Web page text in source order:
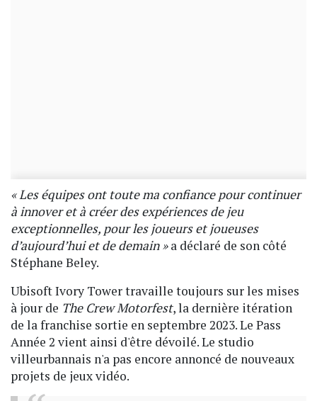
« Les équipes ont toute ma confiance pour continuer
à innover et à créer des expériences de jeu
exceptionnelles, pour les joueurs et joueuses
d’aujourd’hui et de demain »a déclaré de son côté
Stéphane Beley.
Ubisoft Ivory Tower travaille toujours sur les mises
à jour de The Crew Motorfest, la dernière itération
de la franchise sortie en septembre 2023. Le Pass
Année 2 vient ainsi d'être dévoilé. Le studio
villeurbannais n'a pas encore annoncé de nouveaux
projets de jeux vidéo.